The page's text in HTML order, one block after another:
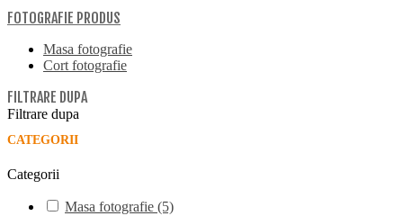
FOTOGRAFIE PRODUS
Masa fotografie
Cort fotografie
FILTRARE DUPA
Filtrare dupa
CATEGORII
Categorii
Masa fotografie (5)